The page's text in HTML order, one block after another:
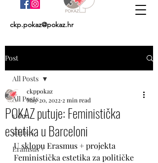
ckp.pokaz@pokaz.hr
Post
All Posts
video
silabus
Eramsus +
All Posts
POKAZ putuje: Feministička
estetika u Barceloni
ckppokaz
May 20, 2022 2 min read
U sklopu Erasmus + projekta
Feministička estetika za političke